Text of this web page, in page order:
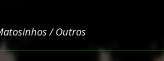
/ Outros